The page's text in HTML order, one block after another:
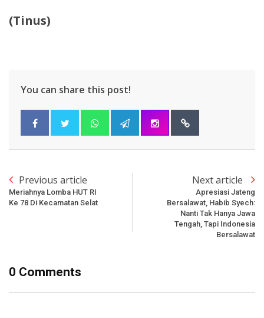
(Tinus)
You can share this post!
Previous article
Meriahnya Lomba HUT RI
Ke 78 Di Kecamatan Selat
Next article
Apresiasi Jateng
Bersalawat, Habib Syech:
Nanti Tak Hanya Jawa
Tengah, Tapi Indonesia
Bersalawat
0 Comments